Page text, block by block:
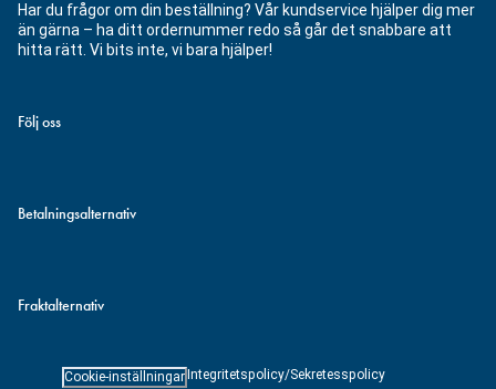
Har du frågor om din beställning? Vår kundservice hjälper dig mer
än gärna – ha ditt ordernummer redo så går det snabbare att
hitta rätt. Vi bits inte, vi bara hjälper!
Följ oss
Betalningsalternativ
Fraktalternativ
Cookie-inställningar Integritetspolicy/Sekretesspolicy